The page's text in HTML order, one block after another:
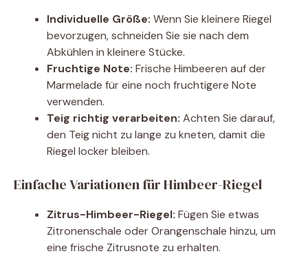
Individuelle Größe: Wenn Sie kleinere Riegel
bevorzugen, schneiden Sie sie nach dem
Abkühlen in kleinere Stücke.
Fruchtige Note: Frische Himbeeren auf der
Marmelade für eine noch fruchtigere Note
verwenden.
Teig richtig verarbeiten: Achten Sie darauf,
den Teig nicht zu lange zu kneten, damit die
Riegel locker bleiben.
Einfache Variationen für Himbeer-Riegel
Zitrus-Himbeer-Riegel: Fügen Sie etwas
Zitronenschale oder Orangenschale hinzu, um
eine frische Zitrusnote zu erhalten.